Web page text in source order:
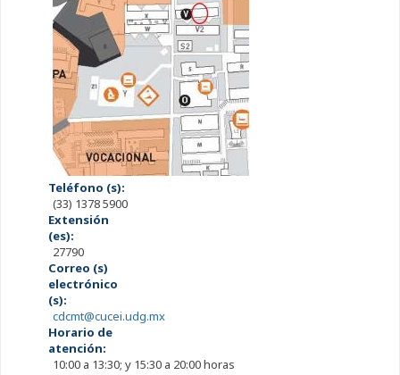
Teléfono (s):
(33) 1378 5900
Extensión
(es):
27790
Correo (s)
electrónico
(s):
cdcmt@cucei.udg.mx
Horario de
atención:
10:00 a 13:30; y 15:30 a 20:00 horas